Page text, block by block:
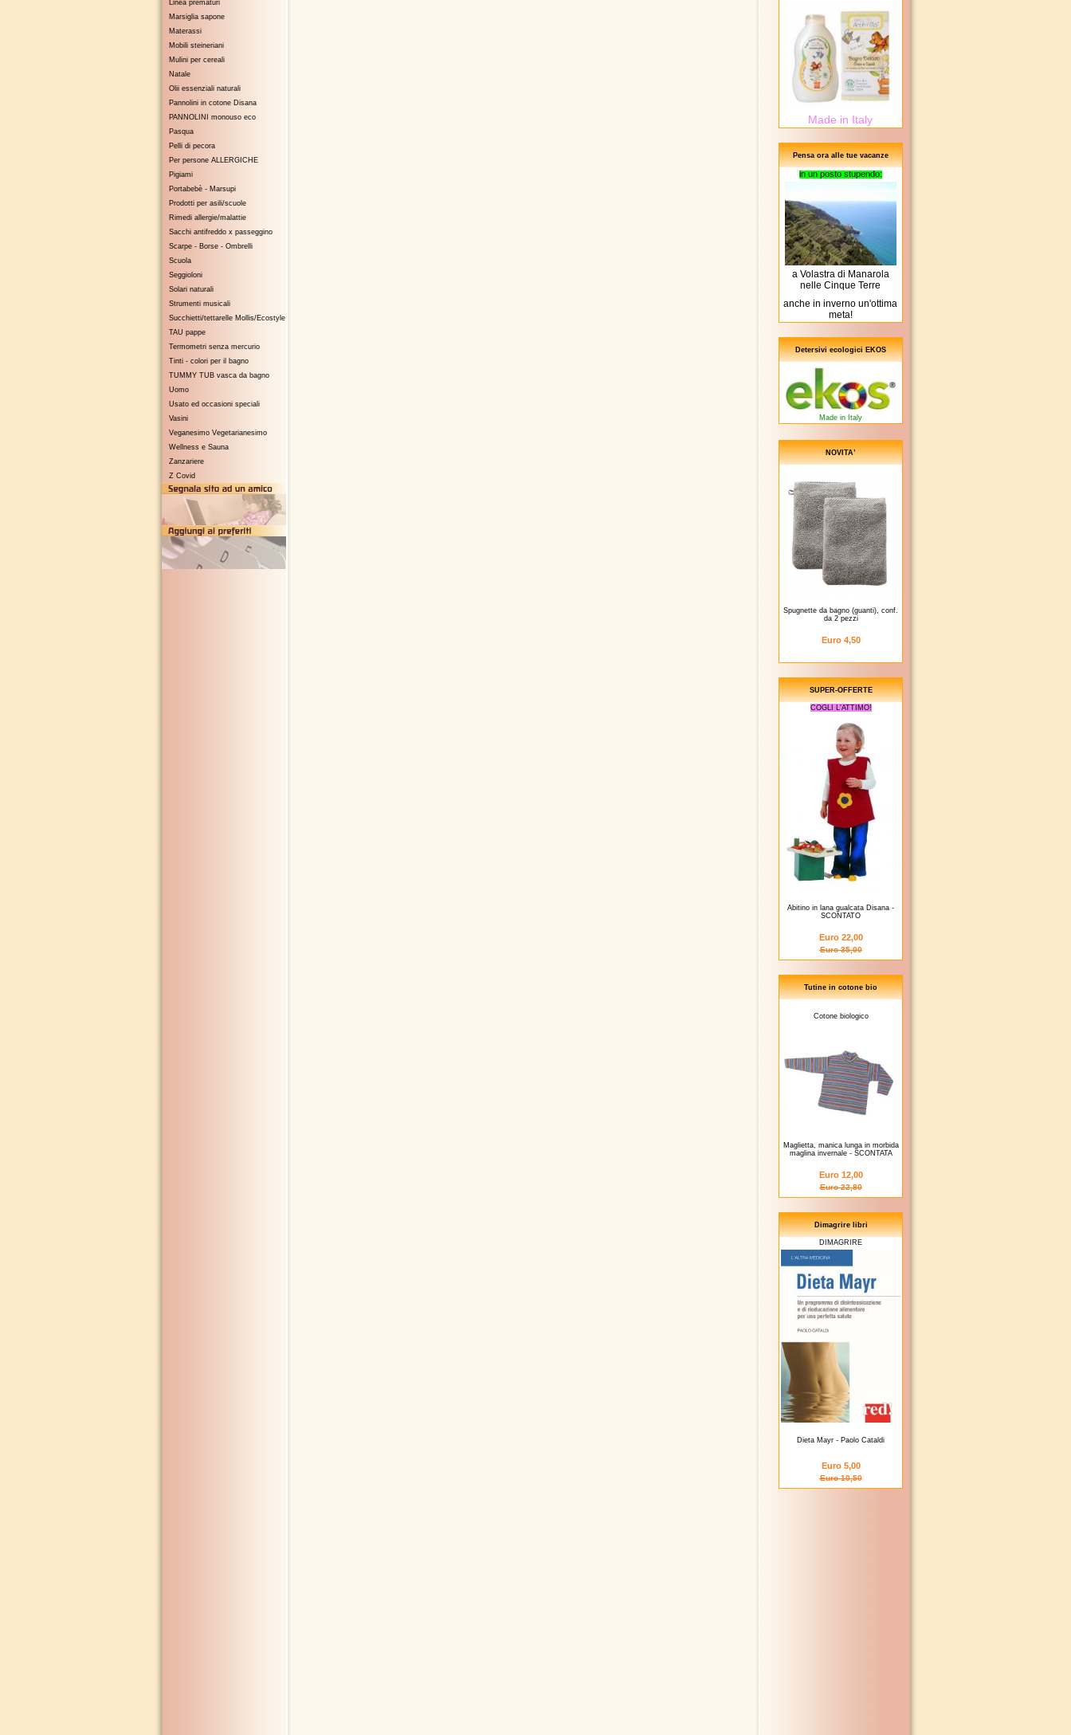
Linea prematuri
Marsiglia sapone
Materassi
Mobili steineriani
Mulini per cereali
Natale
Olii essenziali naturali
Pannolini in cotone Disana
PANNOLINI monouso eco
Pasqua
Pelli di pecora
Per persone ALLERGICHE
Pigiami
Portabebè - Marsupi
Prodotti per asili/scuole
Rimedi allergie/malattie
Sacchi antifreddo x passeggino
Scarpe - Borse - Ombrelli
Scuola
Seggioloni
Solari naturali
Strumenti musicali
Succhietti/tettarelle Mollis/Ecostyle
TAU pappe
Termometri senza mercurio
Tinti - colori per il bagno
TUMMY TUB vasca da bagno
Uomo
Usato ed occasioni speciali
Vasini
Veganesimo Vegetarianesimo
Wellness e Sauna
Zanzariere
Z Covid
Made in Italy
Pensa ora alle tue vacanze
in un posto stupendo:
a Volastra di Manarola
nelle Cinque Terre
anche in inverno un'ottima
meta!
Detersivi ecologici EKOS
Made in Italy